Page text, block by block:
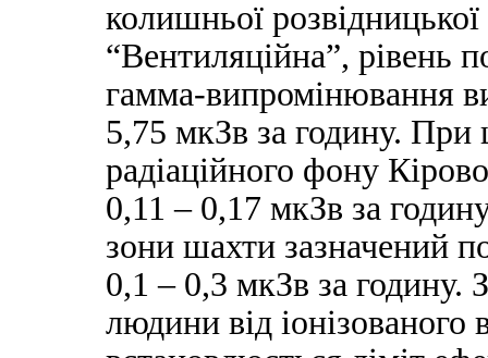
колишньої
“Вентиляційна”, рівень
гамма-випромінювання
5,75 мкЗв за годину. При
радіаційного фону
0,11 – 0,17 мкЗв за
зони шахти зазначений
0,1 – 0,3 мкЗв за годину.
людини від